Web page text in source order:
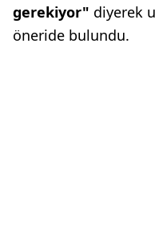
gerekiyor" diyerek
öneride bulundu.